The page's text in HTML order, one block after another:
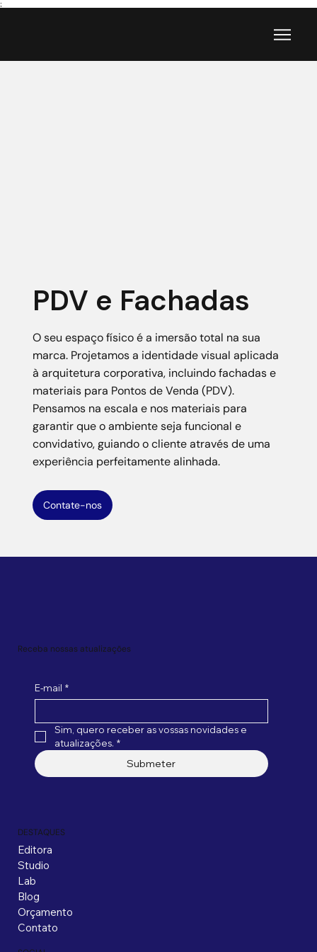
;
PDV e Fachadas
O seu espaço físico é a imersão total na sua
marca. Projetamos a identidade visual aplicada
à arquitetura corporativa, incluindo fachadas e
materiais para Pontos de Venda (PDV).
Pensamos na escala e nos materiais para
garantir que o ambiente seja funcional e
convidativo, guiando o cliente através de uma
experiência perfeitamente alinhada.
Contate-nos
Receba nossas atualizações
E-mail *
Sim, quero receber as vossas novidades e
atualizações. *
Submeter
DESTAQUES
Editora
Studio
Lab
Blog
Orçamento
Contato